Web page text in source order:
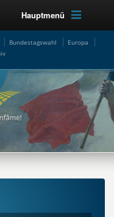
Hauptmenü
Bundestagswahl
Europa